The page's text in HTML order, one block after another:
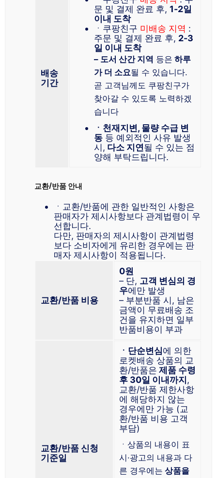
배송
기간
문 및 결제 완료 후, 1-2일
이내 도착
ㆍ쿠팡친구 미배송 지역 :
주문 및 결제 완료 후, 2-3
일 이내 도착
– 도서 산간 지역 등은 하루
가 더 소요될 수 있습니다.
곧 고객님께도 쿠팡친구가
찾아갈 수 있도록 노력하겠
습니다
ㆍ천재지변, 물량 수급 변
동 등 예외적인 사유 발생
시, 다소 지연될 수 있는 점
양해 부탁드립니다.
교환/반품 안내
ㆍ교환/반품에 관한 일반적인 사항은
판매자가 제시사항보다 관계법령이 우
선합니다.
다만, 판매자의 제시사항이 관계법령
보다 소비자에게 유리한 경우에는 판
매자 제시사항이 적용됩니다.
교환/반품 비용
0원
– 단, 고객 변심의 경
우에만 발생
– 부분반품 시, 남은
금액이 무료배송 조
건을 유지하면 일부
반품비용이 부과
교환/반품 신청
기준일
ㆍ단순변심에 의한
로켓배송 상품의 교
환/반품은 제품 수령
후 30일 이내까지,
교환/반품 제한사항
에 해당하지 않는
경우에만 가능 (교
환/반품 비용 고객
부담)
ㆍ상품의 내용이 표
시·광고의 내용과 다
른 경우에는 상품을